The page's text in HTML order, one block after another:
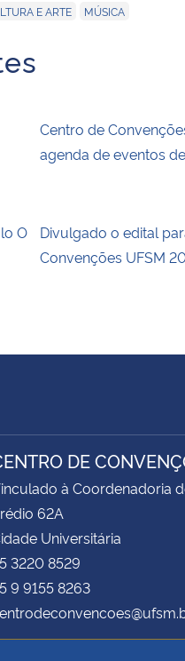
E ARTE MÚSICA
Centro de
agenda de eventos
O
Divulgado o edital
Convenções UFSM
DE
à Coordenadoria
62A
Universitária
3220 8529
9 9155 8263